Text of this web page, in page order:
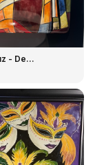
- De...